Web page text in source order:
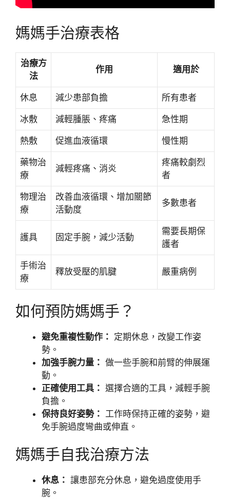
媽媽手治療表格
治療方
法
作用 適用於
休息 減少患部負擔 所有患者
冰敷 減輕腫脹、疼痛 急性期
熱敷 促進血液循環 慢性期
藥物治
療
減輕疼痛、消炎
疼痛較劇烈
者
物理治
療
改善血液循環、增加關節
活動度
多數患者
護具 固定手腕，減少活動
需要長期保
護者
手術治
療
釋放受壓的肌腱 嚴重病例
如何預防媽媽手？
避免重複性動作： 定期休息，改變工作姿
勢。
加強手腕力量： 做一些手腕和前臂的伸展運
動。
正確使用工具： 選擇合適的工具，減輕手腕
負擔。
保持良好姿勢： 工作時保持正確的姿勢，避
免手腕過度彎曲或伸直。
媽媽手自我治療方法
休息： 讓患部充分休息，避免過度使用手
腕。